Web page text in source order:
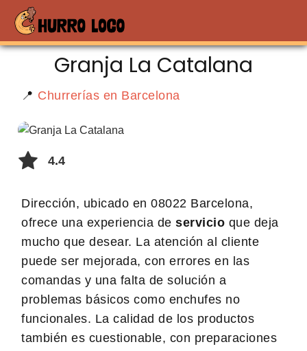
Granja La Catalana
📍 Churrerías en Barcelona
4.4
Dirección, ubicado en 08022 Barcelona,
ofrece una experiencia de servicio que deja
mucho que desear. La atención al cliente
puede ser mejorada, con errores en las
comandas y una falta de solución a
problemas básicos como enchufes no
funcionales. La calidad de los productos
también es cuestionable, con preparaciones